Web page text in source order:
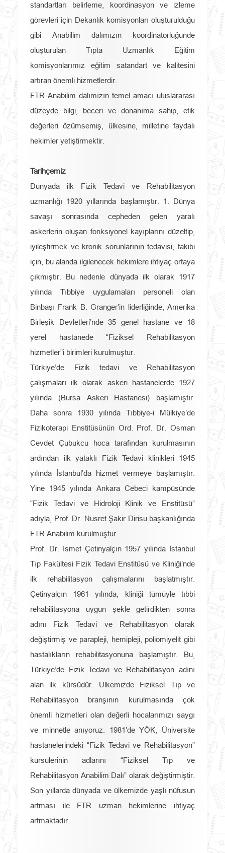
standartları belirleme, koordinasyon ve izleme
görevleri için Dekanlık komisyonları oluşturulduğu
gibi Anabilim dalımızın koordinatörlüğünde
oluşturulan Tıpta Uzmanlık Eğitim
komisyonlarımız eğitim satandart ve kalitesini
artıran önemli hizmetlerdir.
FTR Anabilim dalımızın temel amacı uluslararası
düzeyde bilgi, beceri ve donanıma sahip, etik
değerleri özümsemiş, ülkesine, milletine faydalı
hekimler yetiştirmektir.
Tarihçemiz
Dünyada ilk Fizik Tedavi ve Rehabilitasyon
uzmanlığı 1920 yıllarında başlamıştır. 1. Dünya
savaşı sonrasında cepheden gelen yaralı
askerlerin oluşan fonksiyonel kayıplarını düzeltip,
iyileştirmek ve kronik sorunlarının tedavisi, takibi
için, bu alanda ilgilenecek hekimlere ihtiyaç ortaya
çıkmıştır. Bu nedenle dünyada ilk olarak 1917
yılında Tıbbiye uygulamaları personeli olan
Binbaşı Frank B. Granger’in liderliğinde, Amerika
Birleşik Devletleri’nde 35 genel hastane ve 18
yerel hastanede “Fiziksel Rehabilitasyon
hizmetler”i birimleri kurulmuştur.
Türkiye’de Fizik tedavi ve Rehabilitasyon
çalışmaları ilk olarak askeri hastanelerde 1927
yılında (Bursa Askeri Hastanesi) başlamıştır.
Daha sonra 1930 yılında Tıbbiye-i Mülkiye’de
Fizikoterapi Enstitüsünün Ord. Prof. Dr. Osman
Cevdet Çubukcu hoca tarafından kurulmasının
ardından ilk yataklı Fizik Tedavi klinikleri 1945
yılında İstanbul’da hizmet vermeye başlamıştır.
Yine 1945 yılında Ankara Cebeci kampüsünde
“Fizik Tedavi ve Hidroloji Klinik ve Enstitüsü”
adıyla, Prof. Dr. Nusret Şakir Dirisu başkanlığında
FTR Anabilim kurulmuştur.
Prof. Dr. İsmet Çetinyalçın 1957 yılında İstanbul
Tıp Fakültesi Fizik Tedavi Enstitüsü ve Kliniği’nde
ilk rehabilitasyon çalışmalarını başlatmıştır.
Çetinyalçın 1961 yılında, kliniği tümüyle tıbbi
rehabilitasyona uygun şekle getirdikten sonra
adını Fizik Tedavi ve Rehabilitasyon olarak
değiştirmiş ve parapleji, hemipleji, poliomiyelit gibi
hastalıkların rehabilitasyonuna başlamıştır. Bu,
Türkiye’de Fizik Tedavi ve Rehabilitasyon adını
alan ilk kürsüdür. Ülkemizde Fiziksel Tıp ve
Rehabilitasyon branşının kurulmasında çok
önemli hizmetleri olan değerli hocalarımızı saygı
ve minnetle anıyoruz. 1981’de YÖK, Üniversite
hastanelerindeki “Fizik Tedavi ve Rehabilitasyon”
kürsülerinin adlarını “Fiziksel Tıp ve
Rehabilitasyon Anabilim Dalı” olarak değiştirmiştir.
Son yıllarda dünyada ve ülkemizde yaşlı nüfusun
artması ile FTR uzman hekimlerine ihtiyaç
artmaktadır.